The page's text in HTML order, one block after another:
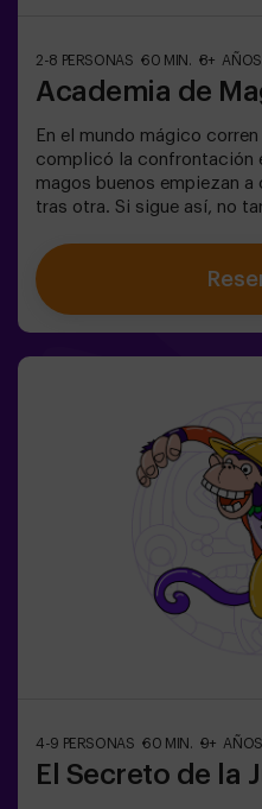
2-8 PERSONAS 60 MIN. 8+ AÑOS
Academia de
En el mundo mágico
complicó la confrontación
magos buenos empiezan a
tras otra. Si sigue así, no
equilibrio es utilizar el
Primero hay que crearla
hacerlo en toda la historia
opción de que un monitor
consúltanos las
estrechos ⚠️🧩 Nivel de
4-9 PERSONAS 60 MIN. 9+ AÑOS
El Secreto de la